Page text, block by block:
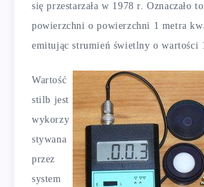
się przestarzała w 1978 r. Oznaczało
powierzchni o powierzchni 1 metra
emitując strumień świetlny o wartości
Wartość
stilb jest
wykorzy
stywana
przez
system